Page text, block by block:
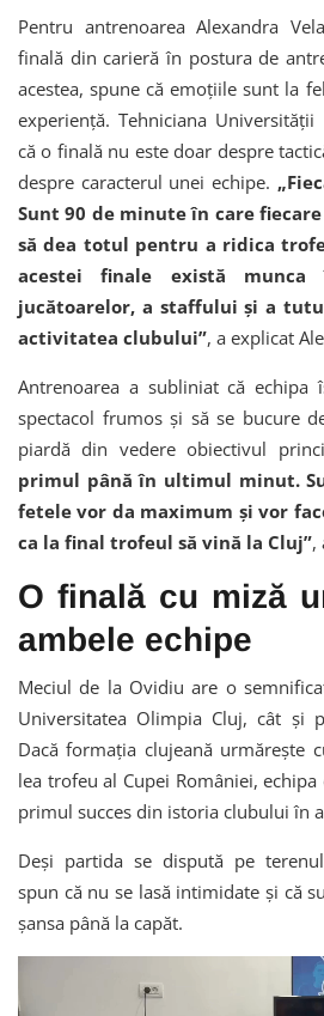
Pentru antrenoarea Alexandra
finală din carieră în postura de
acestea, spune că emoțiile sunt la
experiență. Tehniciana
că o finală nu este doar despre
despre caracterul unei echipe.
Sunt 90 de minute în care
să dea totul pentru a ridica
acestei finale există munca
jucătoarelor, a staffului și a
activitatea clubului”, a explicat
Antrenoarea a subliniat că echipa
spectacol frumos și să se bucure
piardă din vedere obiectivul
primul până în ultimul minut.
fetele vor da maximum și vor
ca la final trofeul să vină la Cluj”,
O finală cu miză
ambele echipe
Meciul de la Ovidiu are o
Universitatea Olimpia Cluj, cât și
Dacă formația clujeană urmărește
lea trofeu al Cupei României, echipa
primul succes din istoria clubului în
Deși partida se dispută pe
spun că nu se lasă intimidate și că
șansa până la capăt.